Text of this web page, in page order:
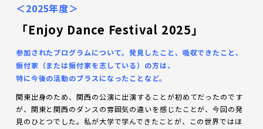
＜2025年度＞
「Enjoy Dance Festival 2025」
参加されたプログラムについて。発見したこと、吸収できたこと、
振付家（または振付家を志している）の方は、
特に今後の活動のプラスになったことなど。
関東出身のため、関西の公演に出演することが初めてだったのです
が、関東と関西のダンスの雰囲気の違いを感じたことが、今回の発
見のひとつでした。私が大学で学んできたことが、この世界ではほ